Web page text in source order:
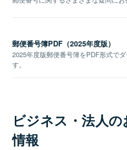
郵便番号簿PDF（2025年度版）
2025年度版郵便番号簿をPDF形式で
す。
ビジネス・法人
情報